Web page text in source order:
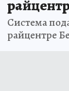
Система
райцентре